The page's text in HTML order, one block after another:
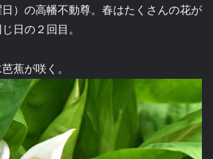
）の高幡不動尊。春はたくさんの花が
日の２回目。
蕉が咲く。